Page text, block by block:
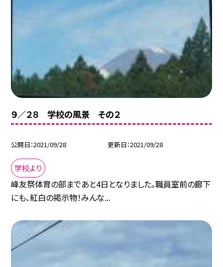
９／２８ 学校の風景 その２
公開日 2021/09/28 更新日 2021/09/28
学校より
峰友祭体育の部まであと4日となりました。職員室前の廊下
にも、紅白の掲示物！みんな...